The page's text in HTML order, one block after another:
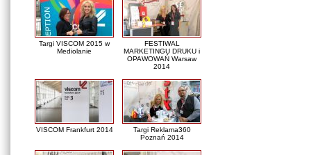
Targi VISCOM 2015 w
Mediolanie
FESTIWAL
MARKETINGU DRUKU i
OPAWOWAŃ Warsaw
2014
VISCOM Frankfurt 2014
Targi Reklama360
Poznań 2014